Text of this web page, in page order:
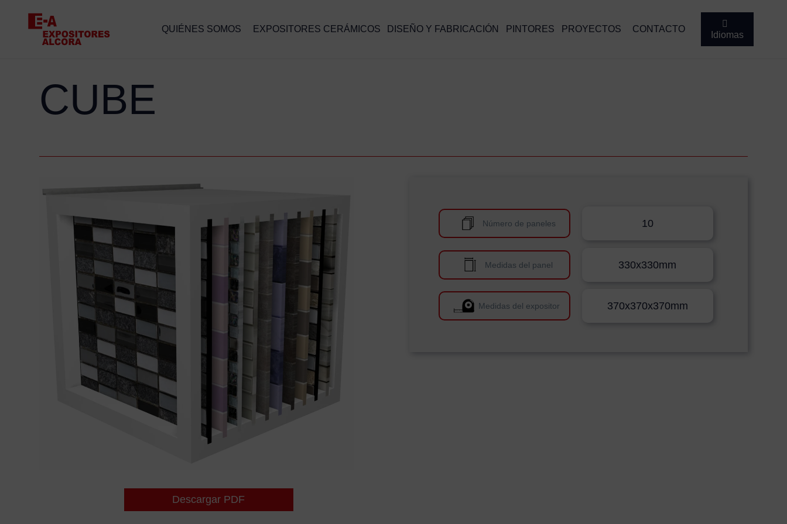
QUIÉNES SOMOS EXPOSITORES CERÁMICOS DISEÑO Y FABRICACIÓN PINTORES PROYECTOS CONTACTO
Idiomas
CUBE
Descargar PDF
Número de paneles 10
Medidas del panel 330x330mm
Medidas del expositor 370x370x370mm